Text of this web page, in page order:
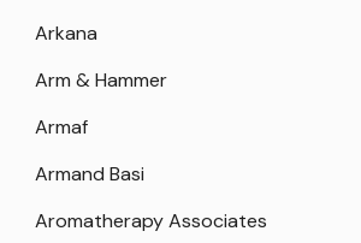
Arkana
Arm & Hammer
Armaf
Armand Basi
Aromatherapy Associates